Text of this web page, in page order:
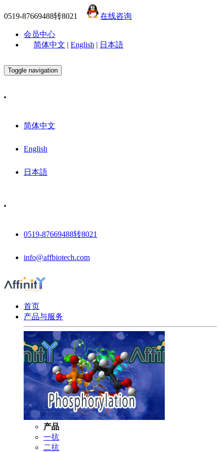
0519-87669488转8021 在线咨询
会员中心
简体中文 | English | 日本語
Toggle navigation
简体中文
English
日本語
0519-87669488转8021
info@affbiotech.com
首页
产品与服务
产品
一抗
二抗